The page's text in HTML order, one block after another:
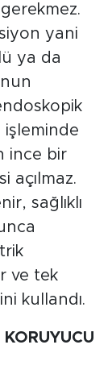
yani
ya da
işleminde
ince bir
açılmaz.
sağlıklı
ve tek
kullandı.